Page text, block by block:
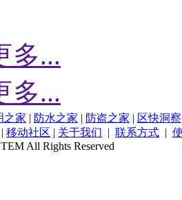
多...
多...
之家 | 防水之家 | 防盗之家 | 区快洞察
| 移动社区 | 关于我们 | 联系方式 |
All Rights Reserved